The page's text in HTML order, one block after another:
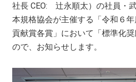
社長 CEO: 辻永順太）の社員・
本規格協会が主催する「令和６
貢献賞各賞」において「標準化
ので、お知らせします。